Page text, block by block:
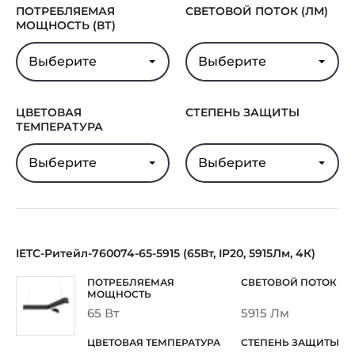
ПОТРЕБЛЯЕМАЯ
МОЩНОСТЬ (ВТ)
Выберите
СВЕТОВОЙ ПОТОК (ЛМ)
Выберите
ЦВЕТОВАЯ
ТЕМПЕРАТУРА
Выберите
СТЕПЕНЬ ЗАЩИТЫ
Выберите
IETC-Ритейл-760074-65-5915 (65Вт, IP20, 5915Лм, 4К)
65 Вт 5915 Лм